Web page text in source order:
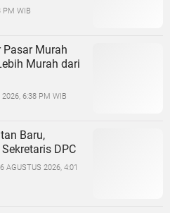
PM WIB
Pasar Murah
Murah dari
6:38 PM WIB
Baru,
DPC
AGUSTUS 2026, 4:01